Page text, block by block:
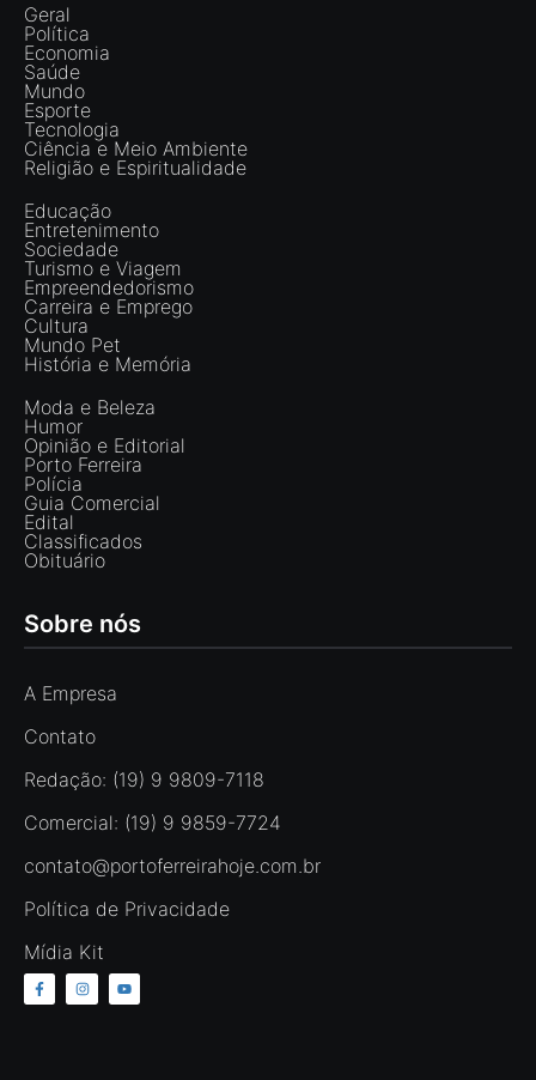
Geral
Política
Economia
Saúde
Mundo
Esporte
Tecnologia
Ciência e Meio Ambiente
Religião e Espiritualidade
Educação
Entretenimento
Sociedade
Turismo e Viagem
Empreendedorismo
Carreira e Emprego
Cultura
Mundo Pet
História e Memória
Moda e Beleza
Humor
Opinião e Editorial
Porto Ferreira
Polícia
Guia Comercial
Edital
Classificados
Obituário
Sobre nós
A Empresa
Contato
Redação: (19) 9 9809-7118
Comercial: (19) 9 9859-7724
contato@portoferreirahoje.com.br
Política de Privacidade
Mídia Kit